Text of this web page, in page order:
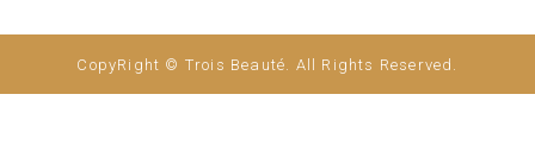
CopyRight © Trois Beauté. All Rights Reserved.